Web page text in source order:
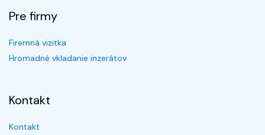
Pre firmy
Firemná vizitka
Hromadné vkladanie inzerátov
Kontakt
Kontakt